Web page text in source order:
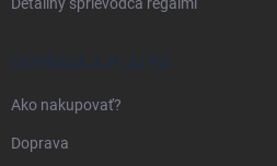
Detailný sprievodca regálmi
DOPRAVA A PLATBA
Ako nakupovať?
Doprava